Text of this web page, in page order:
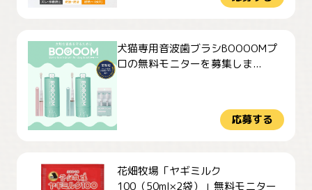
犬猫専用音波歯ブラシBOOOOMプ
ロの無料モニターを募集しま...
応募する
花畑牧場「ヤギミルク
100（50ml×2袋）」無料モニター